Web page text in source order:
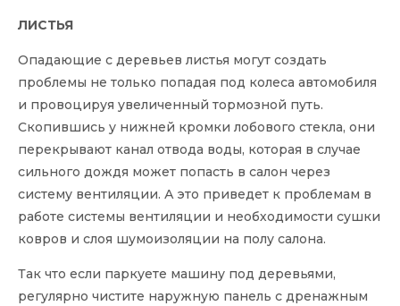
ЛИСТЬЯ
Опадающие с деревьев листья могут создать
проблемы не только попадая под колеса автомобиля
и провоцируя увеличенный тормозной путь.
Скопившись у нижней кромки лобового стекла, они
перекрывают канал отвода воды, которая в случае
сильного дождя может попасть в салон через
систему вентиляции. А это приведет к проблемам в
работе системы вентиляции и необходимости сушки
ковров и слоя шумоизоляции на полу салона.
Так что если паркуете машину под деревьями,
регулярно чистите наружную панель с дренажным